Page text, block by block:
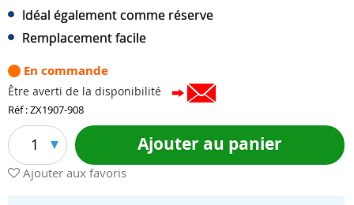
Idéal également comme réserve
Remplacement facile
En commande
Être averti de la disponibilité
Réf : ZX1907-908
1 Ajouter au panier
Ajouter aux favoris